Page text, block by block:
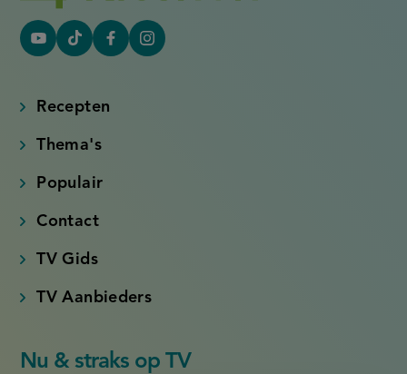
YouTube
link)
Tiktok
link)
FacebookInstagram
Recepten
Thema's
Populair
Contact
TV Gids
TV Aanbieders
Nu & straks op TV